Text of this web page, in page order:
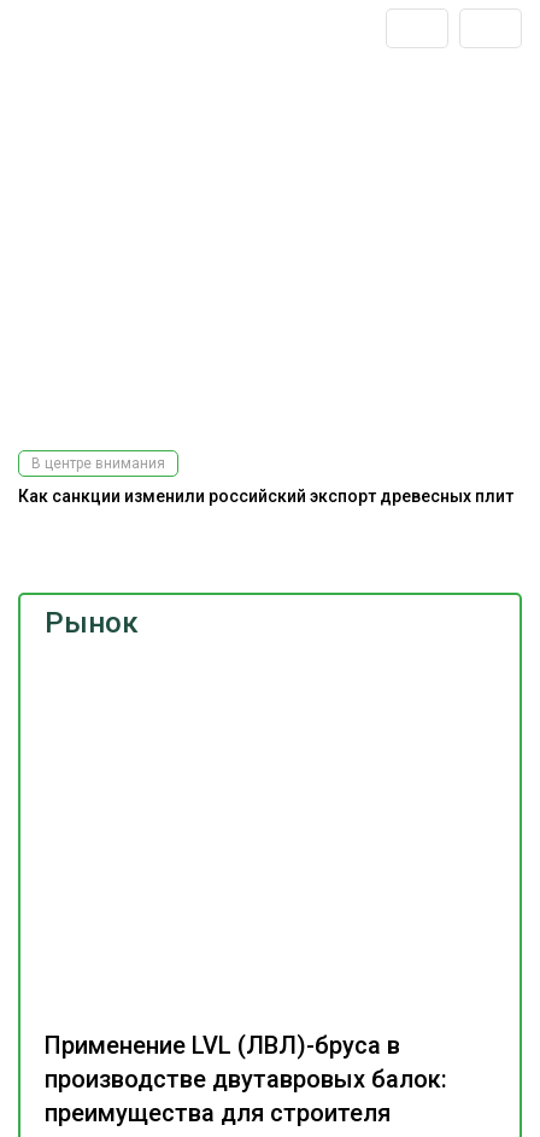
Рынок
Применение LVL (ЛВЛ)-бруса в
производстве двутавровых балок:
преимущества для строителя
В центре внимания
Как санкции изменили российский экспорт древесных плит